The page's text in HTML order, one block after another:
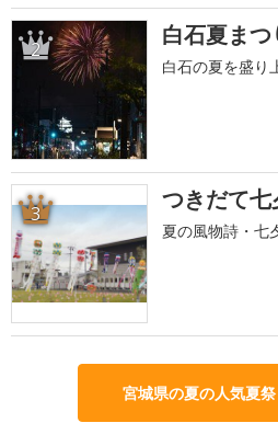
2 白石夏ま
白石の夏を盛り
3 つきだて
夏の風物詩・七
宮城県の夏の人気夏